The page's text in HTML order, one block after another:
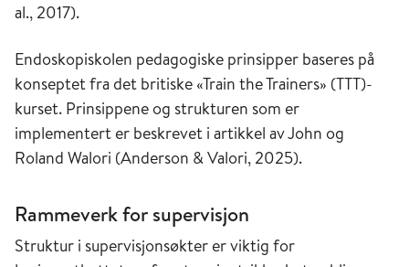
al., 2017).
Endoskopiskolen pedagogiske prinsipper baseres på
konseptet fra det britiske «Train the Trainers» (TTT)-
kurset. Prinsippene og strukturen som er
implementert er beskrevet i artikkel av John og
Roland Walori (Anderson & Valori, 2025).
Rammeverk for supervisjon
Struktur i supervisjonsøkter er viktig for